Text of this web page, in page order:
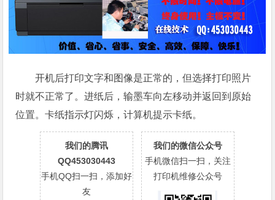
开机后打印文字和图像是正常的，但选择打印照片
时就不正常了。进纸后，输墨车向左移动并返回到原始
位置。卡纸指示灯闪烁，计算机提示卡纸。
我们的腾讯
QQ453030443
手机QQ扫一扫，添加好
友
我们的微信公众号
手机微信扫一扫，关注
打印机维修公众号